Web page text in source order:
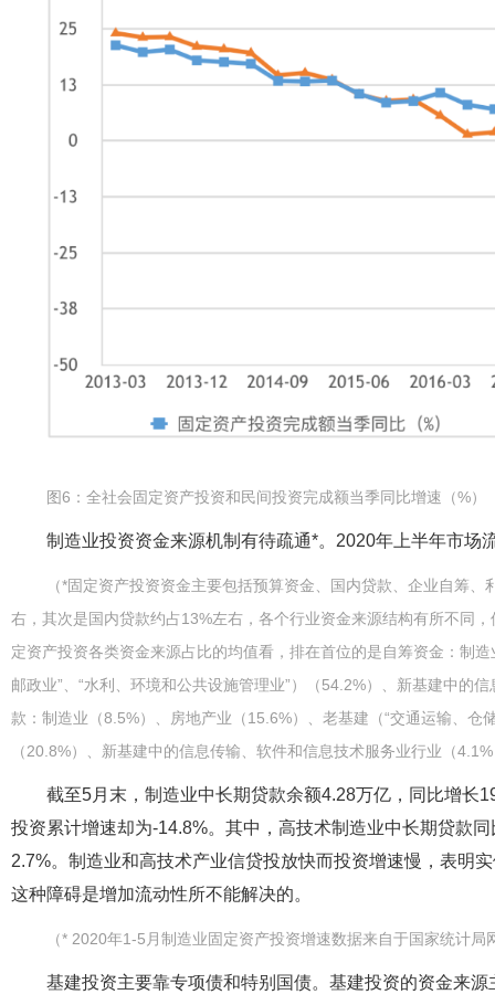
图6：全社会固定资产投资和民间投资完成额当季同比增速（%）
制造业投资资金来源机制有待疏通*。2020年上半年市场
（*固定资产投资资金主要包括预算资金、国内贷款、企业自筹
右，其次是国内贷款约占13%左右，各个行业资金来源结构有所不同
定资产投资各类资金来源占比的均值看，排在首位的是自筹资金：制
邮政业”、“水利、环境和公共设施管理业”）（54.2%）、新基建中的
款：制造业（8.5%）、房地产业（15.6%）、老基建（“交通运输、仓
（20.8%）、新基建中的信息传输、软件和信息技术服务业行业（
截至5月末，制造业中长期贷款余额4.28万亿，同比增长
投资累计增速却为-14.8%。其中，高技术制造业中长期贷款
2.7%。制造业和高技术产业信贷投放快而投资增速慢，表明
这种障碍是增加流动性所不能解决的。
（* 2020年1-5月制造业固定资产投资增速数据来自于国家统计局
基建投资主要靠专项债和特别国债。基建投资的资金来